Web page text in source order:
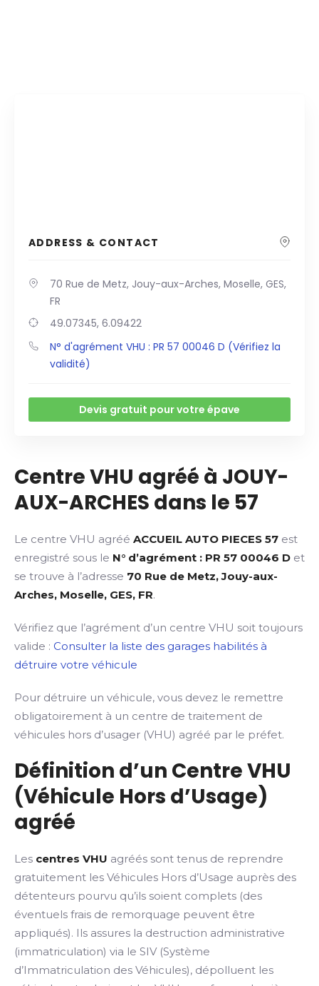
ADDRESS & CONTACT
70 Rue de Metz, Jouy-aux-Arches, Moselle, GES,
FR
49.07345, 6.09422
N° d'agrément VHU : PR 57 00046 D (Vérifiez la
validité)
Devis gratuit pour votre épave
Centre VHU agréé à JOUY-
AUX-ARCHES dans le 57
Le centre VHU agréé ACCUEIL AUTO PIECES 57 est
enregistré sous le N° d’agrément : PR 57 00046 D et
se trouve à l’adresse 70 Rue de Metz, Jouy-aux-
Arches, Moselle, GES, FR.
Vérifiez que l’agrément d’un centre VHU soit toujours
valide : Consulter la liste des garages habilités à
détruire votre véhicule
Pour détruire un véhicule, vous devez le remettre
obligatoirement à un centre de traitement de
véhicules hors d’usager (VHU) agréé par le préfet.
Définition d’un Centre VHU
(Véhicule Hors d’Usage)
agréé
Les centres VHU agréés sont tenus de reprendre
gratuitement les Véhicules Hors d’Usage auprès des
détenteurs pourvu qu’ils soient complets (des
éventuels frais de remorquage peuvent être
appliqués). Ils assures la destruction administrative
(immatriculation) via le SIV (Système
d’Immatriculation des Véhicules), dépolluent les